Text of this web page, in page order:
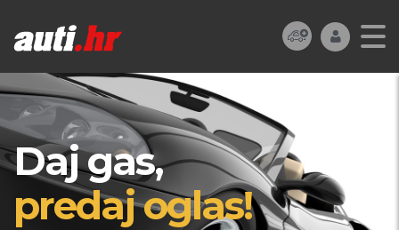
Daj gas,
predaj oglas!